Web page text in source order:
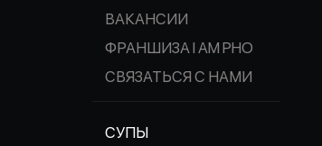
ВАКАНСИИ
ФРАНШИЗА I AM PHO
СВЯЗАТЬСЯ С НАМИ
СУПЫ